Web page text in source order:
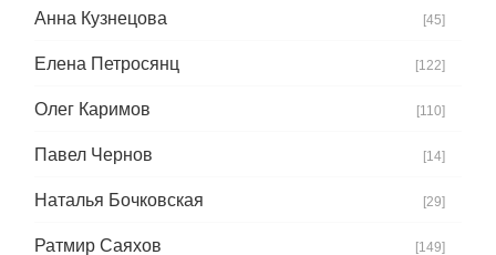
Анна Кузнецова [45]
Елена Петросянц [122]
Олег Каримов [110]
Павел Чернов [14]
Наталья Бочковская [29]
Ратмир Саяхов [149]